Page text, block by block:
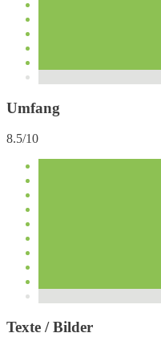
Umfang
8.5/10
Texte / Bilder